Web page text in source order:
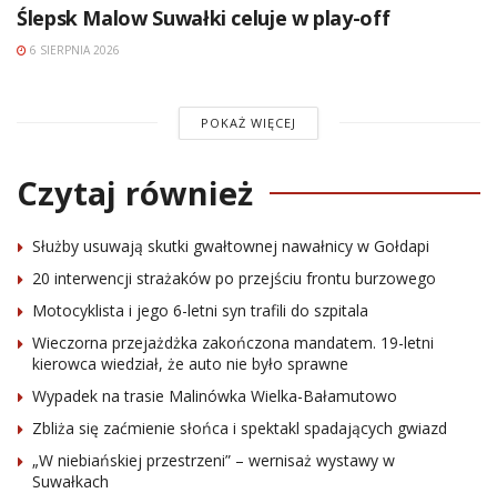
Ślepsk Malow Suwałki celuje w play-off
6 SIERPNIA 2026
POKAŻ WIĘCEJ
Czytaj również
Służby usuwają skutki gwałtownej nawałnicy w Gołdapi
20 interwencji strażaków po przejściu frontu burzowego
Motocyklista i jego 6-letni syn trafili do szpitala
Wieczorna przejażdżka zakończona mandatem. 19-letni
kierowca wiedział, że auto nie było sprawne
Wypadek na trasie Malinówka Wielka-Bałamutowo
Zbliża się zaćmienie słońca i spektakl spadających gwiazd
„W niebiańskiej przestrzeni” – wernisaż wystawy w
Suwałkach